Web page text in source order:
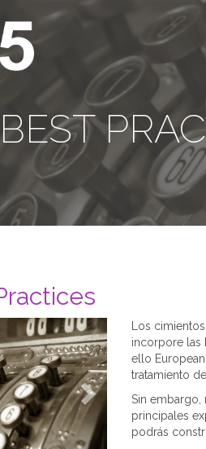
Los
incorpore las
ello
tratamiento
Sin embargo,
principales
podrás